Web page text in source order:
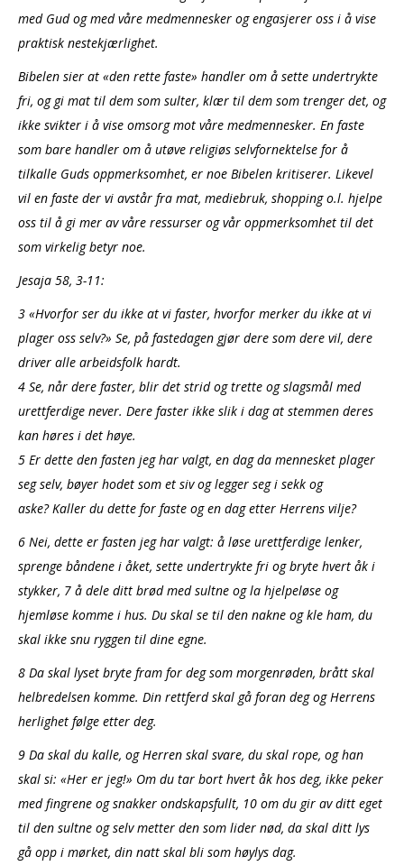
med Gud og med våre medmennesker og engasjerer oss i å vise
praktisk nestekjærlighet.
Bibelen sier at «den rette faste» handler om å sette undertrykte
fri, og gi mat til dem som sulter, klær til dem som trenger det, og
ikke svikter i å vise omsorg mot våre medmennesker. En faste
som bare handler om å utøve religiøs selvfornektelse for å
tilkalle Guds oppmerksomhet, er noe Bibelen kritiserer. Likevel
vil en faste der vi avstår fra mat, mediebruk, shopping o.l. hjelpe
oss til å gi mer av våre ressurser og vår oppmerksomhet til det
som virkelig betyr noe.
Jesaja 58, 3-11:
3 «Hvorfor ser du ikke at vi faster, hvorfor merker du ikke at vi
plager oss selv?» Se, på fastedagen gjør dere som dere vil, dere
driver alle arbeidsfolk hardt.
4 Se, når dere faster, blir det strid og trette og slagsmål med
urettferdige never. Dere faster ikke slik i dag at stemmen deres
kan høres i det høye.
5 Er dette den fasten jeg har valgt, en dag da mennesket plager
seg selv, bøyer hodet som et siv og legger seg i sekk og
aske? Kaller du dette for faste og en dag etter Herrens vilje?
6 Nei, dette er fasten jeg har valgt: å løse urettferdige lenker,
sprenge båndene i åket, sette undertrykte fri og bryte hvert åk i
stykker, 7 å dele ditt brød med sultne og la hjelpeløse og
hjemløse komme i hus. Du skal se til den nakne og kle ham, du
skal ikke snu ryggen til dine egne.
8 Da skal lyset bryte fram for deg som morgenrøden, brått skal
helbredelsen komme. Din rettferd skal gå foran deg og Herrens
herlighet følge etter deg.
9 Da skal du kalle, og Herren skal svare, du skal rope, og han
skal si: «Her er jeg!» Om du tar bort hvert åk hos deg, ikke peker
med fingrene og snakker ondskapsfullt, 10 om du gir av ditt eget
til den sultne og selv metter den som lider nød, da skal ditt lys
gå opp i mørket, din natt skal bli som høylys dag.